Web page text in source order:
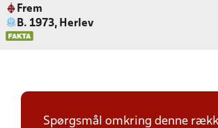
Frem
B. 1973, Herlev
Spørgsmål omkring denne